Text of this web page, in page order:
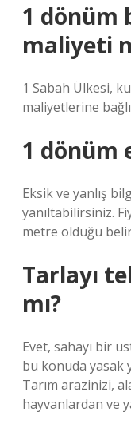
1 dönüm
maliyeti
1 Sabah Ülkesi,
maliyetlerine
1 dönüm
Eksik ve yanlış
yanıltabilirsiniz.
metre olduğu
Tarlayı
mı?
Evet, sahayı bir
bu konuda yasak
Tarım arazinizi,
hayvanlardan ve